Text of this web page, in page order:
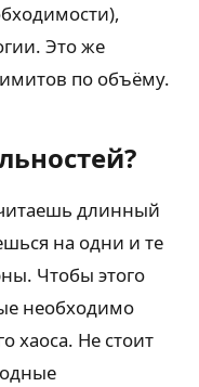
Это же
по объёму.
длинный
на одни и те
Чтобы этого
необходимо
хаоса. Не стоит